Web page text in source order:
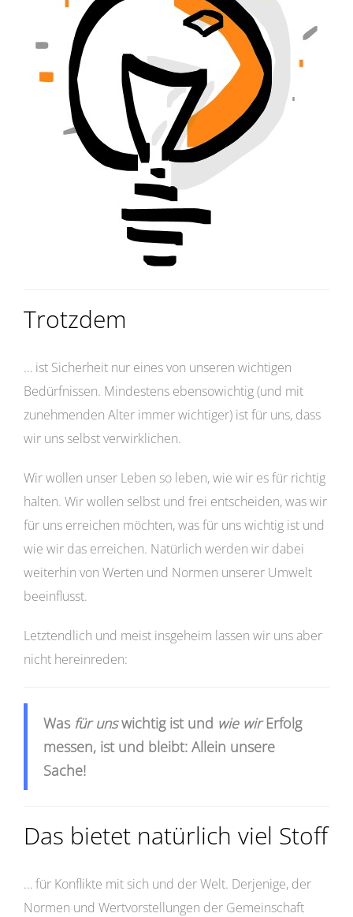
Trotzdem
… ist Sicherheit nur eines von unseren wichtigen
Bedürfnissen. Mindestens ebensowichtig (und mit
zunehmenden Alter immer wichtiger) ist für uns, dass
wir uns selbst verwirklichen.
Wir wollen unser Leben so leben, wie wir es für richtig
halten. Wir wollen selbst und frei entscheiden, was wir
für uns erreichen möchten, was für uns wichtig ist und
wie wir das erreichen. Natürlich werden wir dabei
weiterhin von Werten und Normen unserer Umwelt
beeinflusst.
Letztendlich und meist insgeheim lassen wir uns aber
nicht hereinreden:
Was für unswichtig ist und wie wirErfolg
messen, ist und bleibt: Allein unsere
Sache!
Das bietet natürlich viel Stoff
… für Konflikte mit sich und der Welt. Derjenige, der
Normen und Wertvorstellungen der Gemeinschaft